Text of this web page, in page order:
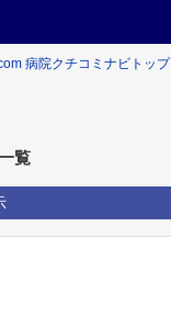
病院クチコミナビトップ
覧